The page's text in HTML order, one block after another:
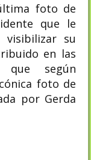
foto de
que le
su
en las
que según
foto de
por Gerda